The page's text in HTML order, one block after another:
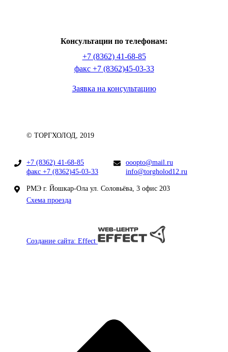
Консультации по телефонам:
+7 (8362) 41-68-85
факс +7 (8362)45-03-33
Заявка на консультацию
© ТОРГХОЛОД, 2019
+7 (8362) 41-68-85
факс +7 (8362)45-03-33
ooopto@mail.ru
info@torgholod12.ru
РМЭ г. Йошкар-Ола ул. Соловьёва, 3 офис 203
Схема проезда
Создание сайта: Effect